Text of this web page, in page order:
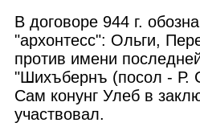
В договоре 944 г.
"архонтесс": Ольги,
против имени
"Шихъбернъ (посол -
Сам конунг Улеб в
участвовал.